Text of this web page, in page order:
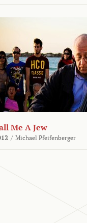
Me A Jew
/ Michael Pfeifenberger